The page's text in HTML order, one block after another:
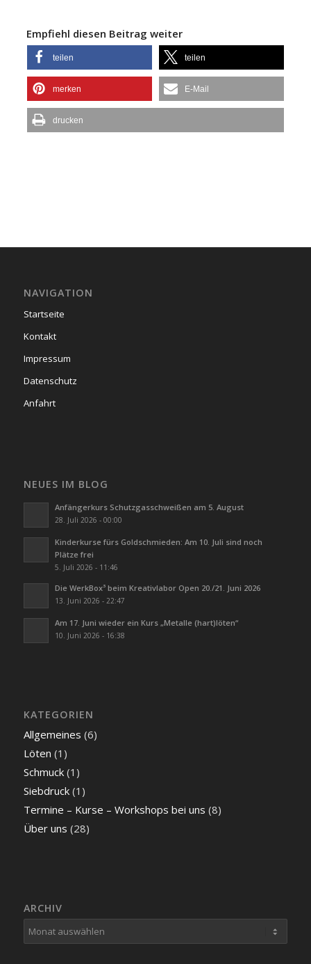
Empfiehl diesen Beitrag weiter
teilen teilen
merken E-Mail
drucken
NAVIGATION
Startseite
Kontakt
Impressum
Datenschutz
Anfahrt
NEUES IM BLOG
Anfängerkurs Schutzgasschweißen am 5. August
28. Juli 2026 - 00:00
Kinderkurse fürs Goldschmieden: Am 10. Juli sind noch
Plätze frei
5. Juli 2026 - 11:46
Die WerkBox³ beim Kreativlabor Open 20./21. Juni 2026
13. Juni 2026 - 22:47
Am 17. Juni wieder ein Kurs „Metalle (hart)löten“
10. Juni 2026 - 16:38
KATEGORIEN
Allgemeines (6)
Löten (1)
Schmuck(1)
Siebdruck(1)
Termine – Kurse – Workshops bei uns (8)
Über uns (28)
ARCHIV